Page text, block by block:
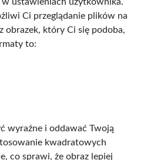
Ci przeglądanie plików na
obrazek, który Ci się podoba,
to:
wyraźne i oddawać Twoją
kwadratowych
co sprawi, że obraz lepiej